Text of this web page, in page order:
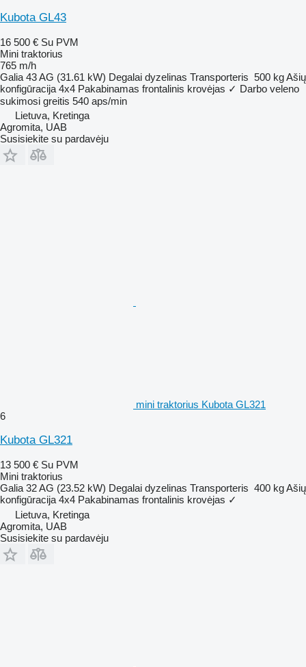
Kubota GL43
16 500 € Su PVM
Mini traktorius
765 m/h
Galia 43 AG (31.61 kW) Degalai dyzelinas Transporteris 500 kgAšių
konfigūracija 4x4 Pakabinamas frontalinis krovėjas ✓ Darbo veleno
sukimosi greitis 540 aps/min
Lietuva, Kretinga
Agromita, UAB
Susisiekite su pardavėju
mini traktorius Kubota GL321
6
Kubota GL321
13 500 € Su PVM
Mini traktorius
Galia 32 AG (23.52 kW) Degalai dyzelinas Transporteris 400 kgAšių
konfigūracija 4x4 Pakabinamas frontalinis krovėjas ✓
Lietuva, Kretinga
Agromita, UAB
Susisiekite su pardavėju